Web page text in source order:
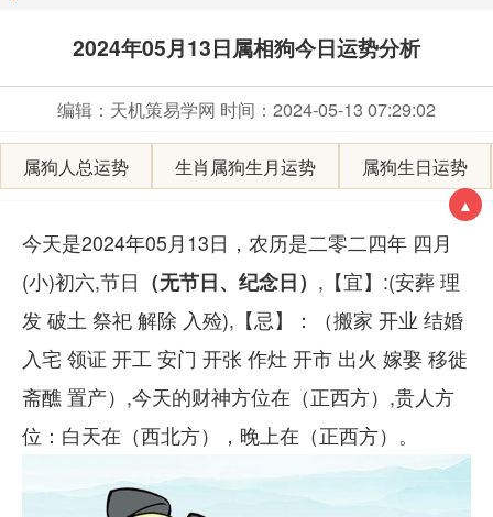
2024年05月13日属相狗今日运势分析
编辑：天机策易学网 时间：2024-05-13 07:29:02
属狗人总运势 生肖属狗生月运势 属狗生日运势
今天是2024年05月13日，农历是二零二四年 四月
(小)初六,节日 （无节日、纪念日） ,【宜】:(安葬 理
发 破土 祭祀 解除 入殓),【忌】：（搬家 开业 结婚
入宅 领证 开工 安门 开张 作灶 开市 出火 嫁娶 移徙
斋醮 置产）,今天的财神方位在（正西方）,贵人方
位：白天在（西北方），晚上在（正西方）。
▲